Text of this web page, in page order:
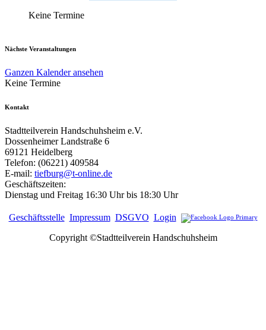
Keine Termine
Nächste Veranstaltungen
Ganzen Kalender ansehen
Keine Termine
Kontakt
Stadtteilverein Handschuhsheim e.V.
Dossenheimer Landstraße 6
69121 Heidelberg
Telefon: (06221) 409584
E-mail: tiefburg@t-online.de
Geschäftszeiten:
Dienstag und Freitag 16:30 Uhr bis 18:30 Uhr
Geschäftsstelle Impressum DSGVO Login
Copyright ©Stadtteilverein Handschuhsheim